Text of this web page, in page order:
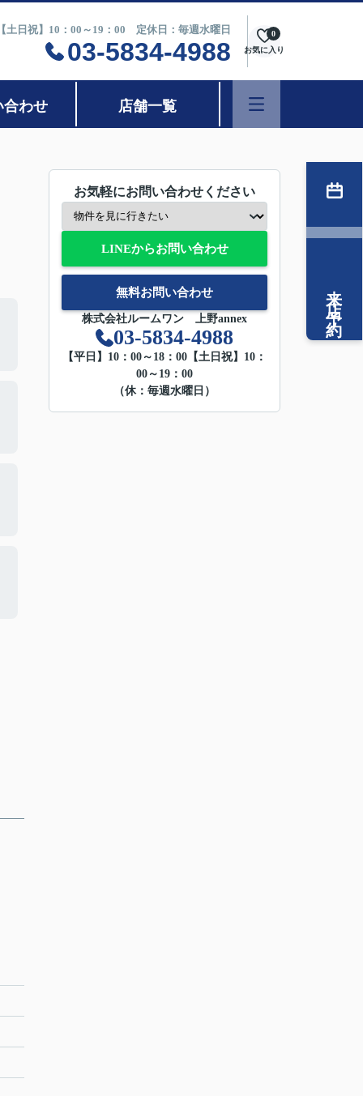
土日祝】10：00～19：00 定休日：毎週水曜日
03-5834-4988 お気に入り
0
合わせ 店舗一覧
お気軽にお問い合わせください
LINEからお問い合わせ
無料お問い合わせ
株式会社ルームワン 上野annex
03-5834-4988
【平日】10：00～18：00【土日祝】10：
00～19：00
（休：毎週水曜日）
来店予約